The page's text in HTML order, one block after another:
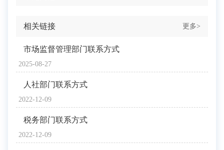
相关链接 更多>
2025-08-27
市场监督管理部门联系方式
2022-12-09
人社部门联系方式
2022-12-09
税务部门联系方式